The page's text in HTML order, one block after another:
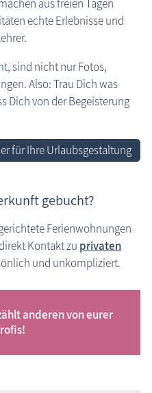
aus freien Tagen
echte Erlebnisse und
sind nicht nur Fotos,
Also: Trau Dich was
Dich von der Begeisterung
für Ihre Urlaubsgestaltung
gebucht?
Ferienwohnungen
Kontakt zu privaten
und unkompliziert.
anderen von eurer